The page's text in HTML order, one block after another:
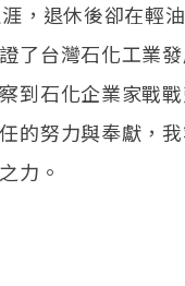
，退休後卻在輕
了台灣石化工業
到石化企業家戰
的努力與奉獻，
力。